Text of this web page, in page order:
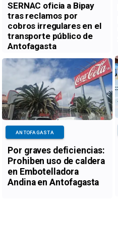
SERNAC oficia a Bipay
tras reclamos por
cobros irregulares en el
transporte público de
Antofagasta
Por graves deficiencias:
Prohiben uso de caldera
en Embotelladora
Andina en Antofagasta
ANTOFAGASTA